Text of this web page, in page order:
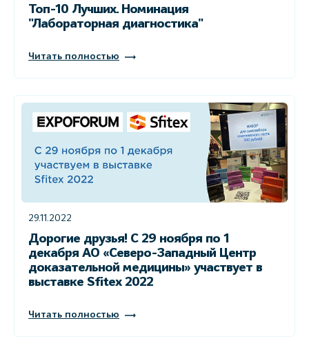
Топ-10 Лучших. Номинация
"Лабораторная диагностика"
Читать полностью
29.11.2022
Дорогие друзья! С 29 ноября по 1
декабря АО «Северо-Западный Центр
доказательной медицины» участвует в
выставке Sfitex 2022
Читать полностью